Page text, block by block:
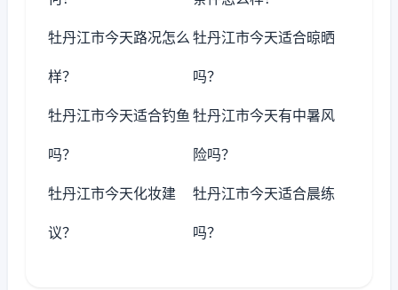
牡丹江市今天路况怎么
样？
牡丹江市今天适合晾晒
吗？
牡丹江市今天适合钓鱼
吗？
牡丹江市今天有中暑风
险吗？
牡丹江市今天化妆建
议？
牡丹江市今天适合晨练
吗？